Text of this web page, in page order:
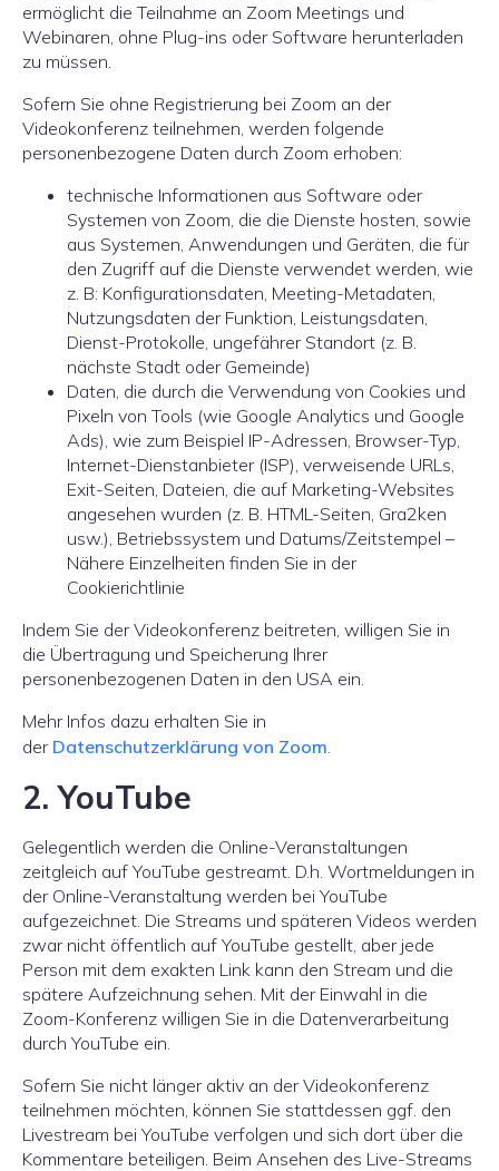
ermöglicht die Teilnahme an Zoom Meetings und
Webinaren, ohne Plug-ins oder Software herunterladen
zu müssen.
Sofern Sie ohne Registrierung bei Zoom an der
Videokonferenz teilnehmen, werden folgende
personenbezogene Daten durch Zoom erhoben:
technische Informationen aus Software oder
Systemen von Zoom, die die Dienste hosten, sowie
aus Systemen, Anwendungen und Geräten, die für
den Zugriff auf die Dienste verwendet werden, wie
z. B: Konfigurationsdaten, Meeting-Metadaten,
Nutzungsdaten der Funktion, Leistungsdaten,
Dienst-Protokolle, ungefährer Standort (z. B.
nächste Stadt oder Gemeinde)
Daten, die durch die Verwendung von Cookies und
Pixeln von Tools (wie Google Analytics und Google
Ads), wie zum Beispiel IP-Adressen, Browser-Typ,
Internet-Dienstanbieter (ISP), verweisende URLs,
Exit-Seiten, Dateien, die auf Marketing-Websites
angesehen wurden (z. B. HTML-Seiten, Gra2ken
usw.), Betriebssystem und Datums/Zeitstempel –
Nähere Einzelheiten finden Sie in der
Cookierichtlinie
Indem Sie der Videokonferenz beitreten, willigen Sie in
die Übertragung und Speicherung Ihrer
personenbezogenen Daten in den USA ein.
Mehr Infos dazu erhalten Sie in
der Datenschutzerklärung von Zoom.
2. YouTube
Gelegentlich werden die Online-Veranstaltungen
zeitgleich auf YouTube gestreamt. D.h. Wortmeldungen in
der Online-Veranstaltung werden bei YouTube
aufgezeichnet. Die Streams und späteren Videos werden
zwar nicht öffentlich auf YouTube gestellt, aber jede
Person mit dem exakten Link kann den Stream und die
spätere Aufzeichnung sehen. Mit der Einwahl in die
Zoom-Konferenz willigen Sie in die Datenverarbeitung
durch YouTube ein.
Sofern Sie nicht länger aktiv an der Videokonferenz
teilnehmen möchten, können Sie stattdessen ggf. den
Livestream bei YouTube verfolgen und sich dort über die
Kommentare beteiligen. Beim Ansehen des Live-Streams